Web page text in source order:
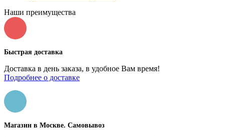
Наши преимущества
Быстрая доставка
Доставка в день заказа, в удобное Вам время!
Подробнее о доставке
Магазин в Москве. Самовывоз